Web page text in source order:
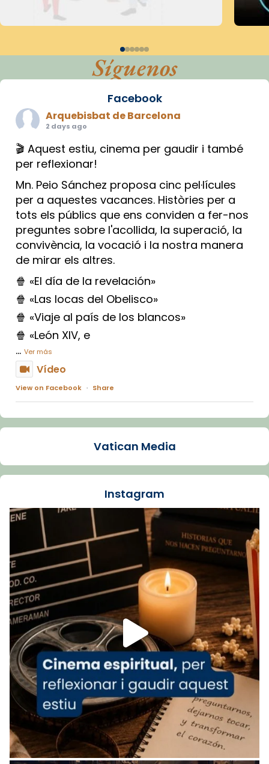
Síguenos
Facebook
Arquebisbat de Barcelona
2 days ago
🎬 Aquest estiu, cinema per gaudir i també
per reflexionar!
Mn. Peio Sánchez proposa cinc pel·lícules
per a aquestes vacances. Històries per a
tots els públics que ens conviden a fer-nos
preguntes sobre l'acollida, la superació, la
convivència, la vocació i la nostra manera
de mirar els altres.
🍿 «El día de la revelación»
🍿 «Las locas del Obelisco»
🍿 «Viaje al país de los blancos»
🍿 «León XIV, e
... Ver más
Vídeo
View on Facebook · Share
Arquebisbat de Barcelona
La Carmina va patir depressió. Fa gairebé
dos mesos, a l'Estadi Lluís Companys, la
Recupera l'entrevista comp
Vatican
tican News 👇
www.vaticannews.va/es/iglesia/news/2026-
07/carmina-historia-depresion-papa-viaje-
espana-testimoni...
Foto
View on Facebook · Share
Arquebisbat de Barcelona
1 week ago
«Avui les santes Juliana i Semproniana ens
ajuden a alçar la mirada»
Mons. Sergi Gordo, bisbe de Tortosa, ha
presidit aquest 27 de juliol la missa de Les
Santes de Mataró.
Vatican Media
Instagram